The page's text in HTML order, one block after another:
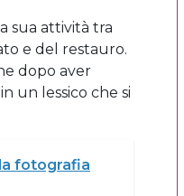
sua attività tra
e del restauro.
dopo aver
un lessico che si
fotografia